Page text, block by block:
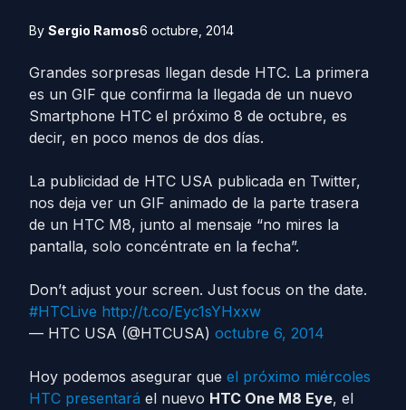
By Sergio Ramos6 octubre, 2014
Grandes sorpresas llegan desde HTC. La primera
es un GIF que confirma la llegada de un nuevo
Smartphone HTC el próximo 8 de octubre, es
decir, en poco menos de dos días.
La publicidad de HTC USA publicada en Twitter,
nos deja ver un GIF animado de la parte trasera
de un HTC M8, junto al mensaje “no mires la
pantalla, solo concéntrate en la fecha”.
Don’t adjust your screen. Just focus on the date.
#HTCLive http://t.co/Eyc1sYHxxw
— HTC USA (@HTCUSA) octubre 6, 2014
Hoy podemos asegurar que el próximo miércoles
HTC presentará el nuevo HTC One M8 Eye, el